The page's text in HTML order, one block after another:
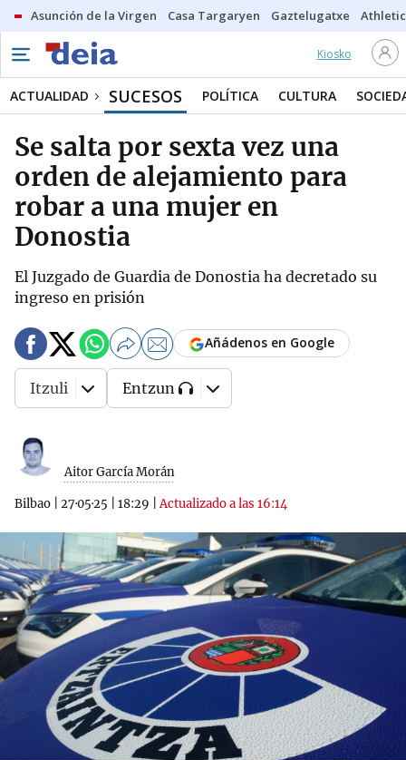
Asunción de la Virgen Casa Targaryen Gaztelugatxe Athletic
Kiosko
ACTUALIDAD SUCESOS POLÍTICA CULTURA
Se salta por sexta vez una
orden de alejamiento para
robar a una mujer en
Donostia
El Juzgado de Guardia de Donostia ha decretado su
ingreso en prisión
Aitor García Morán
Bilbao 27·05·25 18:29 |Actualizado a las 16:14
Añádenos en Google
Itzuli Entzun